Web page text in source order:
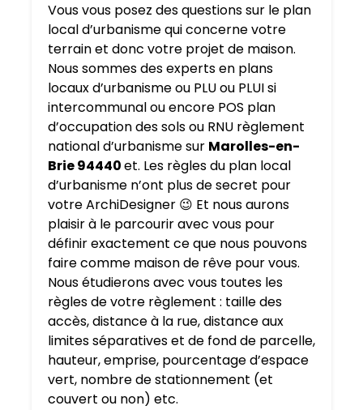
Vous vous posez des questions sur le plan
local d’urbanisme qui concerne votre
terrain et donc votre projet de maison.
Nous sommes des experts en plans
locaux d’urbanisme ou PLU ou PLUI si
intercommunal ou encore POS plan
d’occupation des sols ou RNU règlement
national d’urbanisme sur Marolles-en-
Brie 94440et. Les règles du plan local
d’urbanisme n’ont plus de secret pour
votre ArchiDesigner 😉 Et nous aurons
plaisir à le parcourir avec vous pour
définir exactement ce que nous pouvons
faire comme maison de rêve pour vous.
Nous étudierons avec vous toutes les
règles de votre règlement : taille des
accès, distance à la rue, distance aux
limites séparatives et de fond de parcelle,
hauteur, emprise, pourcentage d’espace
vert, nombre de stationnement (et
couvert ou non) etc.